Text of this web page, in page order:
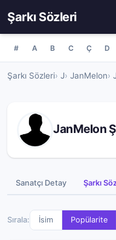
Şarkı Sözleri
# A B C Ç D
Şarkı Sözleri J JanMelon
JanMelon
Sanatçı Detay Şarkı
Sırala: İsim Popülarite